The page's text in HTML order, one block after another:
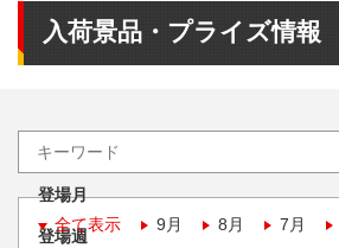
入荷景品・プライズ情報
登場月
全て表示
9月 8月 7月
登場週